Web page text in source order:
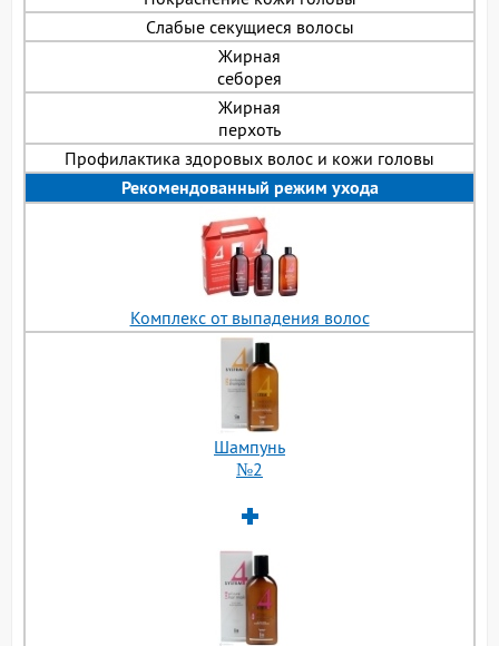
Слабые секущиеся волосы
Жирная
себорея
Жирная
перхоть
Профилактика здоровых волос и кожи головы
Рекомендованный режим ухода
Комплекс от выпадения волос
Шампунь
№2